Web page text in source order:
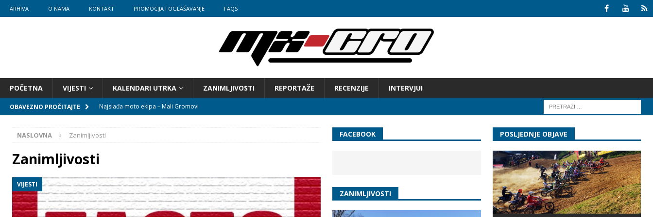
ARHIVA O NAMA KONTAKT PROMOCIJA I OGLAŠAVANJE FAQS
POČETNA VIJESTI KALENDARI UTRKA ZANIMLJIVOSTI REPORTAŽE RECENZIJE INTERVJUI
OBAVEZNO PROČITAJTE
Najslađa moto ekipa – Mali Gromovi
Pozivnica u Pakrac!
NASLOVNA Zanimljivosti
Zanimljivosti
VIJESTI
FACEBOOK
ZANIMLJIVOSTI
POSLJEDNJE OBJAVE